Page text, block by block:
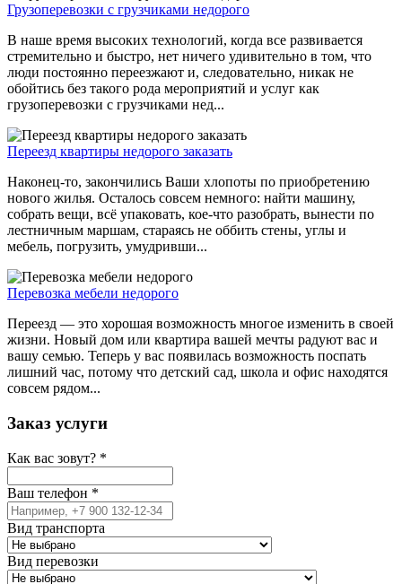
Грузоперевозки с грузчиками недорого
В наше время высоких технологий, когда все развивается
стремительно и быстро, нет ничего удивительно в том, что
люди постоянно переезжают и, следовательно, никак не
обойтись без такого рода мероприятий и услуг как
грузоперевозки с грузчиками нед...
Переезд квартиры недорого заказать
Наконец-то, закончились Ваши хлопоты по приобретению
нового жилья. Осталось совсем немного: найти машину,
собрать вещи, всё упаковать, кое-что разобрать, вынести по
лестничным маршам, стараясь не оббить стены, углы и
мебель, погрузить, умудривши...
Перевозка мебели недорого
Переезд — это хорошая возможность многое изменить в своей
жизни. Новый дом или квартира вашей мечты радуют вас и
вашу семью. Теперь у вас появилась возможность поспать
лишний час, потому что детский сад, школа и офис находятся
совсем рядом...
Заказ услуги
Как вас зовут? *
Ваш телефон *
Вид транспорта
Вид перевозки